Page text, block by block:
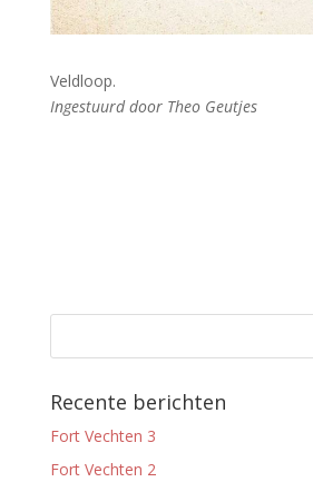
Veldloop.
Ingestuurd door Theo Geutjes
Recente berichten
Fort Vechten 3
Fort Vechten 2